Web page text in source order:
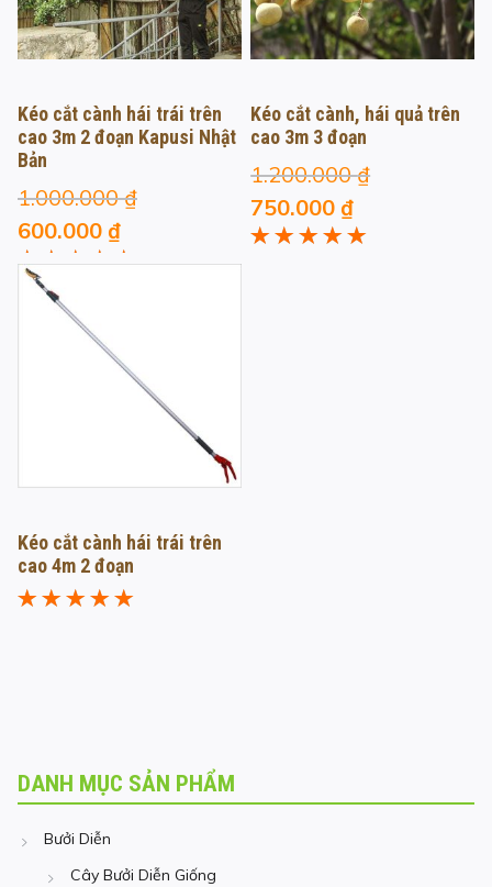
Kéo cắt cành hái trái trên
cao 3m 2 đoạn Kapusi Nhật
Bản
1.000.000₫
Giá
gốc
là:
1.000.000 ₫.
600.000 ₫Giá
hiện
600.000 ₫.
Được xếp
hạng5.00
Kéo cắt cành, hái quả trên
cao 3m 3 đoạn
1.200.000₫
Giá
gốc
750.000 ₫Giá
hiện
Kéo cắt cành hái trái trên
cao 4m 2 đoạn
DANH MỤC SẢN PHẨM
Bưởi Diễn
Cây Bưởi Diễn Giống